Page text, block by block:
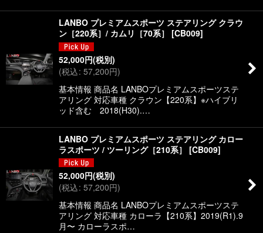
LANBO プレミアムスポーツ ステアリング クラウ
ン［220系］/ カムリ［70系］
[CB009]
52,000円(税別)
(税込: 57,200円)
基本情報 商品名 LANBOプレミアムスポーツステ
アリング 対応車種 クラウン【220系】※ハイブリ
ッド含む 2018(H30).…
LANBO プレミアムスポーツ ステアリング カロー
ラスポーツ / ツーリング［210系］
[CB009]
52,000円(税別)
(税込: 57,200円)
基本情報 商品名 LANBOプレミアムスポーツステ
アリング 対応車種 カローラ【210系】2019(R1).9
月〜 カローラスポ…